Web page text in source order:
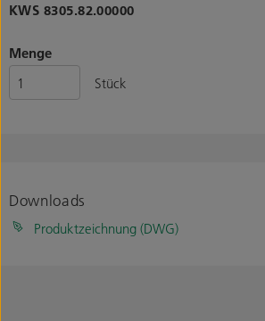
KWS 8305.82.00000
Menge
Stück
Downloads
Produktzeichnung (DWG)